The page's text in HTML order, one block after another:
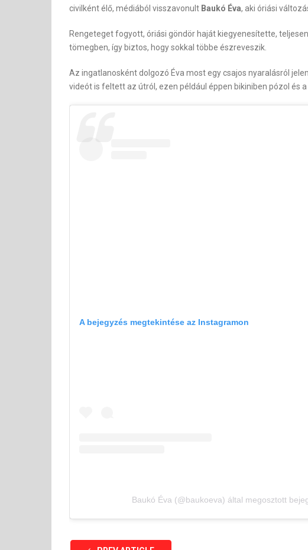
civilként élő, médiából visszavonult Baukó Éva, aki óriási
Rengeteget fogyott, óriási göndör haját kiegyenesítette,
tömegben, így biztos, hogy sokkal többe észreveszik.
Az ingatlanosként dolgozó Éva most egy csajos nyaralásról
videót is feltett az útról, ezen például éppen bikiniben pózol és
A bejegyzés megtekintése az Instagramon
Baukó Éva (@baukoeva) által megosztott